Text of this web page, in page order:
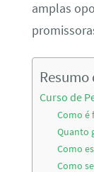
amplas
Curso de
Como é
Quanto
Como
Como